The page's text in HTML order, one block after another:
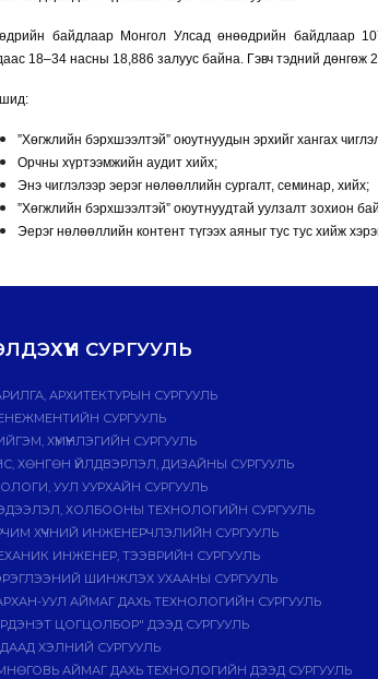
байдлаар Монгол Улсад өнөөдрийн байдлаар
18–34 насны 18,886 залуус байна. Гэвч тэдний дөнгөж
”Хөгжлийн бэрхшээлтэй” оюутнуудын эрхийг хангах
Орчны хүртээмжийн аудит хийх;
Энэ чиглэлээр эерэг нөлөөллийн сургалт, семинар, хийх;
”Хөгжлийн бэрхшээлтэй” оюутнуудтай уулзалт зохион
Эерэг нөлөөллийн контент түгээх аяныг тус тус хийж
СУРГУУЛЬ
АРХИТЕКТУРЫН СУРГУУЛЬ
СУРГУУЛЬ
ХҮМҮҮНЛЭГИЙН СУРГУУЛЬ
ХӨНГӨН ҮЙЛДВЭРЛЭЛ, ДИЗАЙНЫ СУРГУУЛЬ
УУЛ УУРХАЙН СУРГУУЛЬ
ХОЛБООНЫ ТЕХНОЛОГИЙН СУРГУУЛЬ
ХҮЧНИЙ ИНЖЕНЕРЧЛЭЛИЙН СУРГУУЛЬ
ИНЖЕНЕР, ТЭЭВРИЙН СУРГУУЛЬ
ШИНЖЛЭХ УХААНЫ СУРГУУЛЬ
УУЛ АЙМАГ ДАХЬ ТЕХНОЛОГИЙН СУРГУУЛЬ
ЦОГЦОЛБОР" ДЭЭД СУРГУУЛЬ
ХЭЛНИЙ СУРГУУЛЬ
АЙМАГ ДАХЬ ТЕХНОЛОГИЙН ДЭЭД СУРГУУЛЬ